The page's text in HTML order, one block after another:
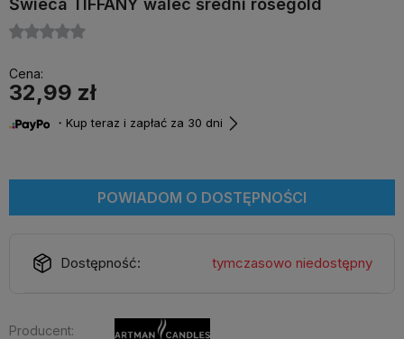
Świeca TIFFANY walec średni rosegold
Cena:
32,99 zł
・Kup teraz i zapłać za 30 dni
POWIADOM O DOSTĘPNOŚCI
Dostępność: tymczasowo niedostępny
Producent: